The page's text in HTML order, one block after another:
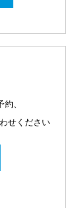
、
せください